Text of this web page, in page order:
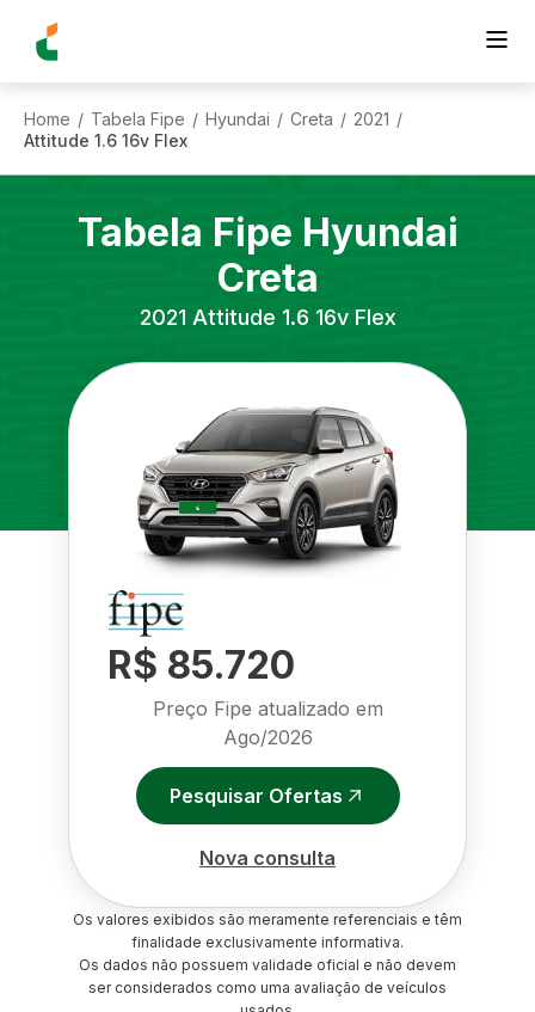
Home / Tabela Fipe / Hyundai / Creta / 2021 /
Attitude 1.6 16v Flex
Tabela Fipe Hyundai
Creta
2021 Attitude 1.6 16v Flex
R$ 85.720
Preço Fipe atualizado em
Ago/2026
Pesquisar Ofertas
Nova consulta
Os valores exibidos são meramente referenciais e têm
finalidade exclusivamente informativa.
Os dados não possuem validade oficial e não devem
ser considerados como uma avaliação de veículos